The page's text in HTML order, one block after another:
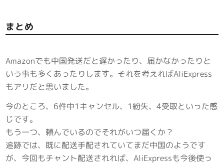
まとめ
Amazonでも中国発送だと遅かったり、届かなかったりと
いう事も多くあったりします。それを考えればAliExpress
もアリだと思いました。
今のところ、6件中1キャンセル、1紛失、4受取といった感
じです。
もう一つ、頼んでいるのでそれがいつ届くか？
追跡では、既に配送手配されていてまだ中国のようです
が、今回もチャント配送されれば、AliExpressも今後使っ